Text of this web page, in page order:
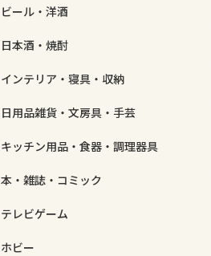
ビール・洋酒
日本酒・焼酎
インテリア・寝具・収納
日用品雑貨・文房具・手芸
キッチン用品・食器・調理器具
本・雑誌・コミック
テレビゲーム
ホビー